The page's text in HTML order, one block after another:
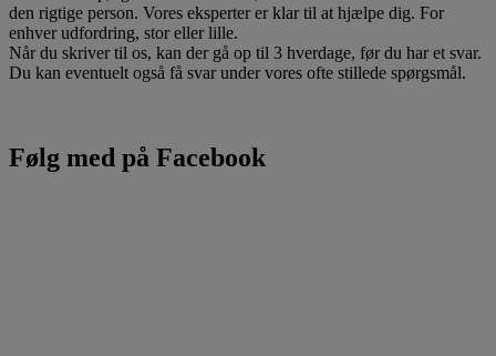
den rigtige person. Vores eksperter er klar til at hjælpe dig. For
enhver udfordring, stor eller lille.
Når du skriver til os, kan der gå op til 3 hverdage, før du har et svar.
Du kan eventuelt også få svar under vores ofte stillede spørgsmål.
Følg med på Facebook